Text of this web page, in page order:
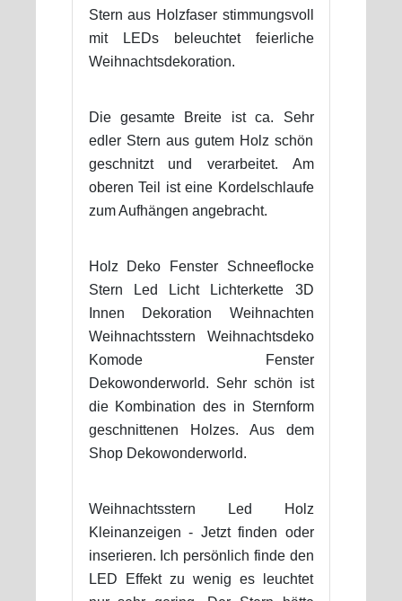
Stern aus Holzfaser stimmungsvoll
mit LEDs beleuchtet feierliche
Weihnachtsdekoration.
Die gesamte Breite ist ca. Sehr
edler Stern aus gutem Holz schön
geschnitzt und verarbeitet. Am
oberen Teil ist eine Kordelschlaufe
zum Aufhängen angebracht.
Holz Deko Fenster Schneeflocke
Stern Led Licht Lichterkette 3D
Innen Dekoration Weihnachten
Weihnachtsstern Weihnachtsdeko
Komode Fenster
Dekowonderworld. Sehr schön ist
die Kombination des in Sternform
geschnittenen Holzes. Aus dem
Shop Dekowonderworld.
Weihnachtsstern Led Holz
Kleinanzeigen - Jetzt finden oder
inserieren. Ich persönlich finde den
LED Effekt zu wenig es leuchtet